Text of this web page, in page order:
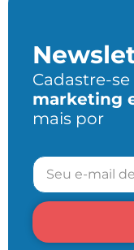
Cadastre-
marketing
mais por